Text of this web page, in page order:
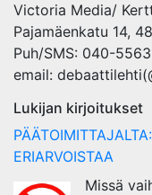
Victoria Media/
Pajamäenkatu 14,
Puh/SMS: 040-
email:
Lukijan kirjoitukset
ERIARVOISTAA
Missä